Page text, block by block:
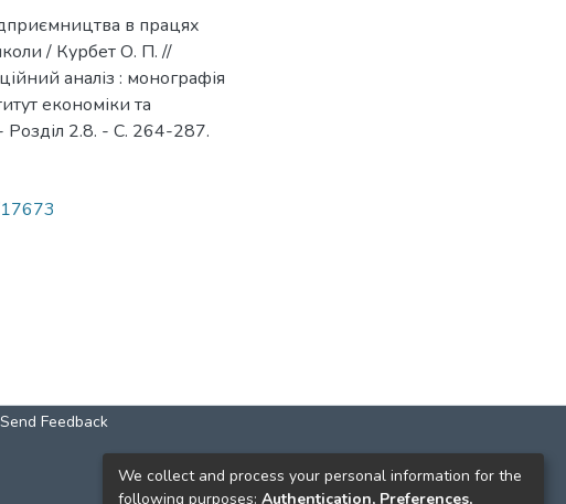
в працях
/ Курбет О. П. //
аналіз : монографія
економіки та
2.8. - С. 264-287.
Send Feedback
КОНТАКТИ
We collect and process your personal information for the
following purposes: Authentication, Preferences,